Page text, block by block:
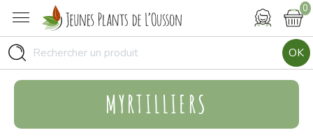
0
OK
MYRTILLIERS